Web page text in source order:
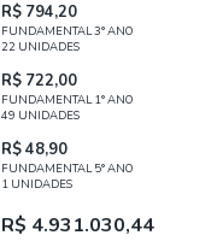
R$ 794,20
FUNDAMENTAL 3° ANO
22 UNIDADES
R$ 722,00
FUNDAMENTAL 1° ANO
49 UNIDADES
R$ 48,90
FUNDAMENTAL 5° ANO
1 UNIDADES
R$ 4.931.030,44